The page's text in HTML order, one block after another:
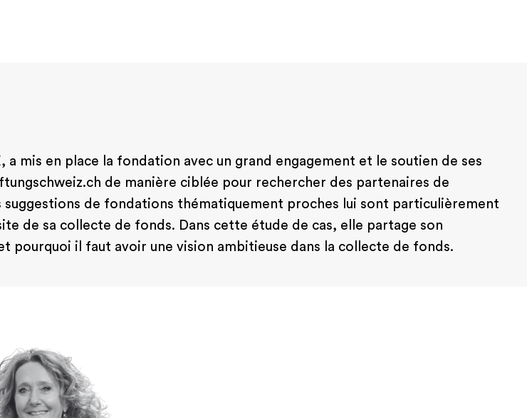
mis en place la fondation avec un grand engagement et le soutien de ses
de manière ciblée pour rechercher des partenaires de
de fondations thématiquement proches lui sont particulièrement
de sa collecte de fonds. Dans cette étude de cas, elle partage son
pourquoi il faut avoir une vision ambitieuse dans la collecte de fonds.